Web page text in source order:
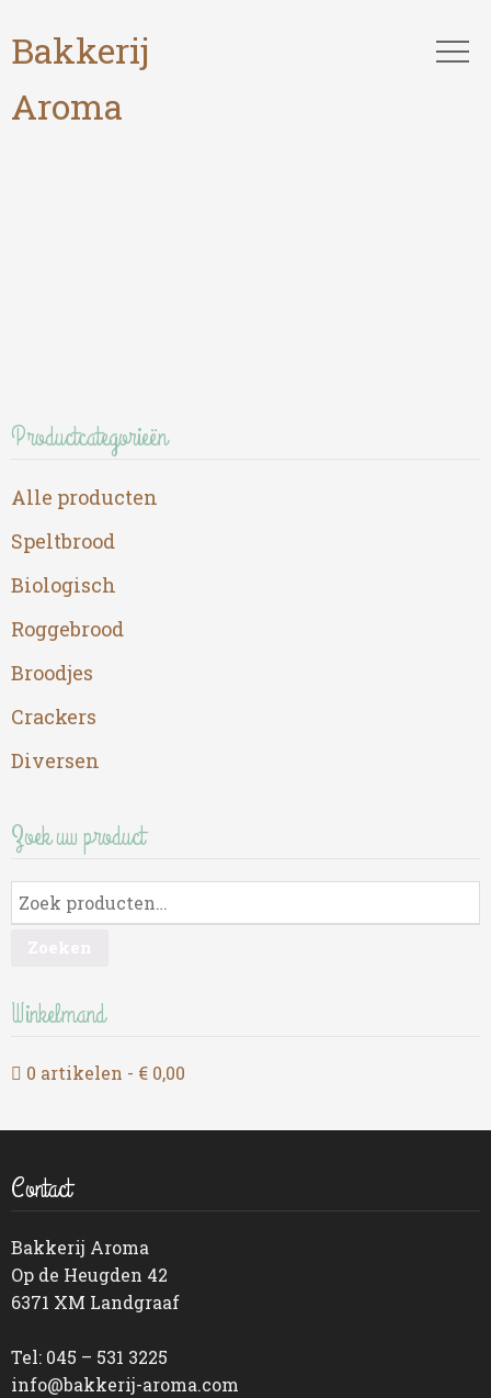
Bakkerij
Aroma
Productcategorieën
Alle producten
Speltbrood
Biologisch
Roggebrood
Broodjes
Crackers
Diversen
Zoek uw product
Winkelmand
0 artikelen € 0,00
Contact
Bakkerij Aroma
Op de Heugden 42
6371 XM Landgraaf
Tel: 045 – 531 3225
info@bakkerij-aroma.com